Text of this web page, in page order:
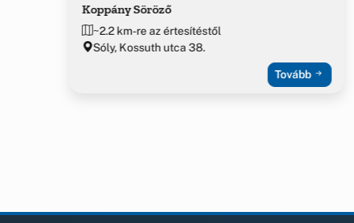
Koppány Söröző
~2.2 km-re az értesítéstől
Sóly, Kossuth utca 38.
Tovább